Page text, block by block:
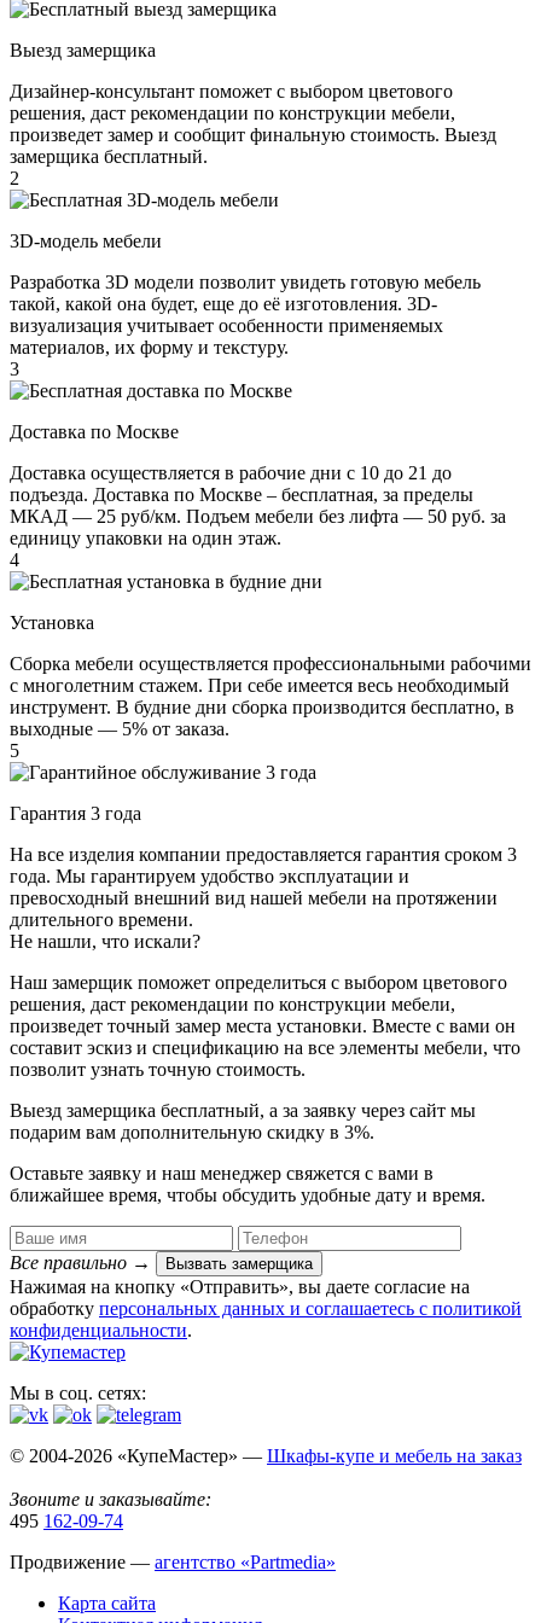
Выезд замерщика
Дизайнер-консультант поможет с выбором цветового
решения, даст рекомендации по конструкции мебели,
произведет замер и сообщит финальную стоимость. Выезд
замерщика бесплатный.
2
3D-модель мебели
Разработка 3D модели позволит увидеть готовую мебель
такой, какой она будет, еще до её изготовления. 3D-
визуализация учитывает особенности применяемых
материалов, их форму и текстуру.
3
Доставка по Москве
Доставка осуществляется в рабочие дни с 10 до 21 до
подъезда. Доставка по Москве – бесплатная, за пределы
МКАД — 25 руб/км. Подъем мебели без лифта — 50 руб. за
единицу упаковки на один этаж.
4
Установка
Сборка мебели осуществляется профессиональными рабочими
с многолетним стажем. При себе имеется весь необходимый
инструмент. В будние дни сборка производится бесплатно, в
выходные — 5% от заказа.
5
Гарантия 3 года
На все изделия компании предоставляется гарантия сроком 3
года. Мы гарантируем удобство эксплуатации и
превосходный внешний вид нашей мебели на протяжении
длительного времени.
Не нашли, что искали?
Наш замерщик поможет определиться с выбором цветового
решения, даст рекомендации по конструкции мебели,
произведет точный замер места установки. Вместе с вами он
составит эскиз и спецификацию на все элементы мебели, что
позволит узнать точную стоимость.
Выезд замерщика бесплатный, а за заявку через сайт мы
подарим вам дополнительную скидку в 3%.
Оставьте заявку и наш менеджер свяжется с вами в
ближайшее время, чтобы обсудить удобные дату и время.
Все правильно → Вызвать замерщика
Нажимая на кнопку «Отправить», вы даете согласие на
обработку персональных данных​ и соглашаетесь c политикой
конфиденциальности.
Мы в соц. сетях:
© 2004-2026 «КупеМастер» — Шкафы-купе и мебель на заказ
Звоните и заказывайте:
495 162-09-74
Продвижение — агентство «Partmedia»
Карта сайта